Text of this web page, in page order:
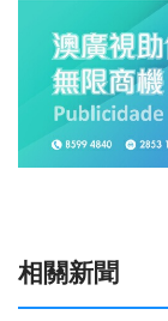
相關新聞